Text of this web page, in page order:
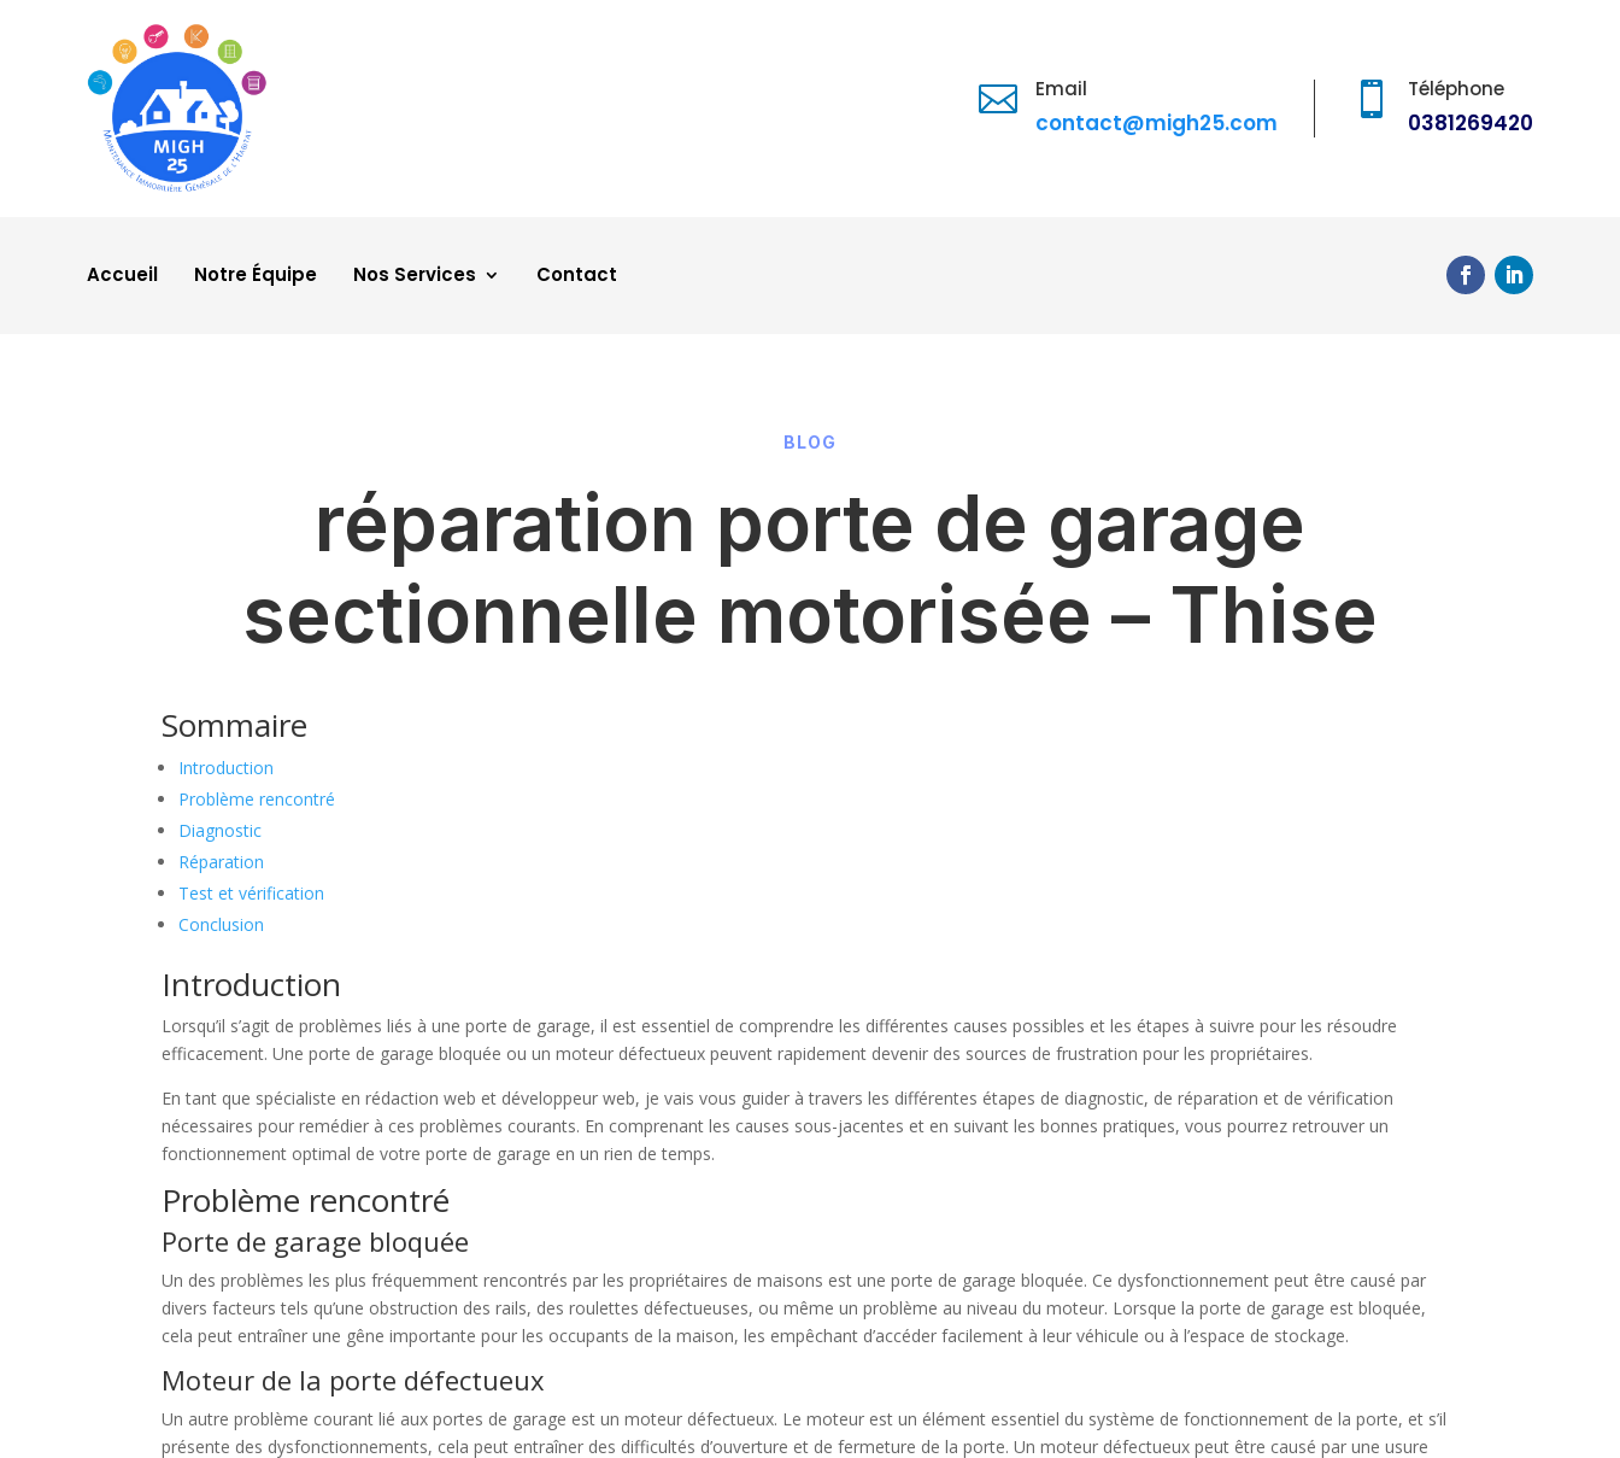
 Email
contact@migh25.com
 Téléphone
0381269420
Accueil Notre Équipe Nos Services Contact
BLOG
réparation porte de garage
sectionnelle motorisée – Thise
Sommaire
Introduction
Problème rencontré
Diagnostic
Réparation
Test et vérification
Conclusion
Introduction
Lorsqu’il s’agit de problèmes liés à une porte de garage, il est essentiel de comprendre les différentes causes possibles et les étapes à suivre pour les résoudre
efficacement. Une porte de garage bloquée ou un moteur défectueux peuvent rapidement devenir des sources de frustration pour les propriétaires.
En tant que spécialiste en rédaction web et développeur web, je vais vous guider à travers les différentes étapes de diagnostic, de réparation et de vérification
nécessaires pour remédier à ces problèmes courants. En comprenant les causes sous-jacentes et en suivant les bonnes pratiques, vous pourrez retrouver un
fonctionnement optimal de votre porte de garage en un rien de temps.
Problème rencontré
Porte de garage bloquée
Un des problèmes les plus fréquemment rencontrés par les propriétaires de maisons est une porte de garage bloquée. Ce dysfonctionnement peut être causé par
divers facteurs tels qu’une obstruction des rails, des roulettes défectueuses, ou même un problème au niveau du moteur. Lorsque la porte de garage est bloquée,
cela peut entraîner une gêne importante pour les occupants de la maison, les empêchant d’accéder facilement à leur véhicule ou à l’espace de stockage.
Moteur de la porte défectueux
Un autre problème courant lié aux portes de garage est un moteur défectueux. Le moteur est un élément essentiel du système de fonctionnement de la porte, et s’il
présente des dysfonctionnements, cela peut entraîner des difficultés d’ouverture et de fermeture de la porte. Un moteur défectueux peut être causé par une usure